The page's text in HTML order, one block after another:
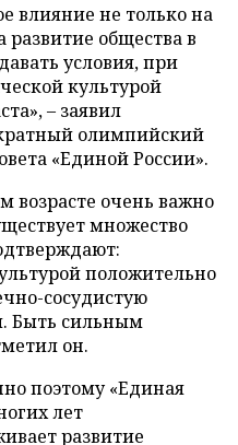
влияние не только на
развитие общества в
условия, при
культурой
– заявил
олимпийский
«Единой России».
возрасте очень важно
множество
положительно
сосудистую
Быть сильным
он.
поэтому «Единая
лет
развитие